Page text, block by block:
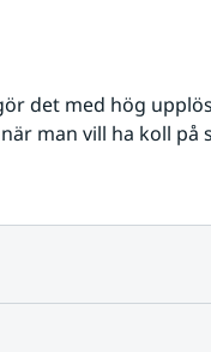
det med hög
man vill ha koll på